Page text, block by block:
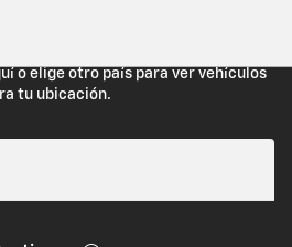
(Estados Unidos). Cierra esta
o elige otro país para ver vehículos
tu ubicación.